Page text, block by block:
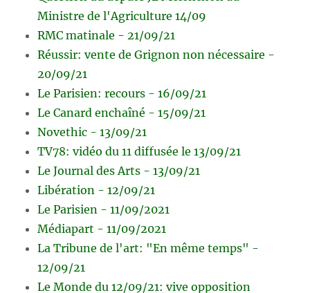
Ministre de l'Agriculture 14/09
RMC matinale - 21/09/21
Réussir: vente de Grignon non nécessaire -
20/09/21
Le Parisien: recours - 16/09/21
Le Canard enchaîné - 15/09/21
Novethic - 13/09/21
TV78: vidéo du 11 diffusée le 13/09/21
Le Journal des Arts - 13/09/21
Libération - 12/09/21
Le Parisien - 11/09/2021
Médiapart - 11/09/2021
La Tribune de l'art: "En même temps" -
12/09/21
Le Monde du 12/09/21: vive opposition